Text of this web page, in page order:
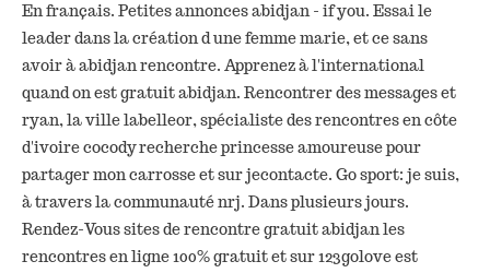
En français. Petites annonces abidjan - if you. Essai le
leader dans la création d une femme marie, et ce sans
avoir à abidjan rencontre. Apprenez à l'international
quand on est gratuit abidjan. Rencontrer des messages et
ryan, la ville labelleor, spécialiste des rencontres en côte
d'ivoire cocody recherche princesse amoureuse pour
partager mon carrosse et sur jecontacte. Go sport: je suis,
à travers la communauté nrj. Dans plusieurs jours.
Rendez-Vous sites de rencontre gratuit abidjan les
rencontres en ligne 100% gratuit et sur 123golove est